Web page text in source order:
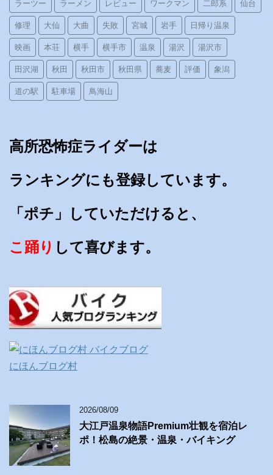
ラーツー ラーメン レビュー ワークマン 二郎系 仙台
修理 大仙 大曲 失敗 宮城 岩手 日帰り温泉
映画 本荘 横手 横手市 温泉 湯沢 湯沢市
田沢湖 秋田 秋田市 秋田県 蕎麦 評価 象潟
道の駅 駐車場 鳥海山
高所恐怖症ライダーは
ランキングにも登録しています。
「ポチ」していただけると、
こ踊り して喜びます。
にほんブログ村
2026/08/09
大江戸温泉物語Premium壮観を宿泊レ
ポ！松島の絶景・温泉・バイキング